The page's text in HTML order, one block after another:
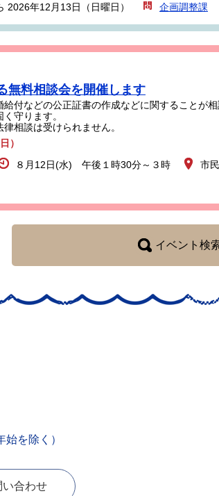
2026年12月13日（日曜日） 企画調整課
無料相談会を開催します
付などの公正証書の作成などに関することが相
守ります。
相談は受けられません。
）
８月12日(水) 午後１時30分～３時
市
イベント検
を除く）
い合わせ